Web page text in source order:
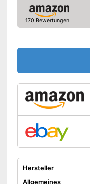
170 Bewertungen
Hersteller
Allgemeines